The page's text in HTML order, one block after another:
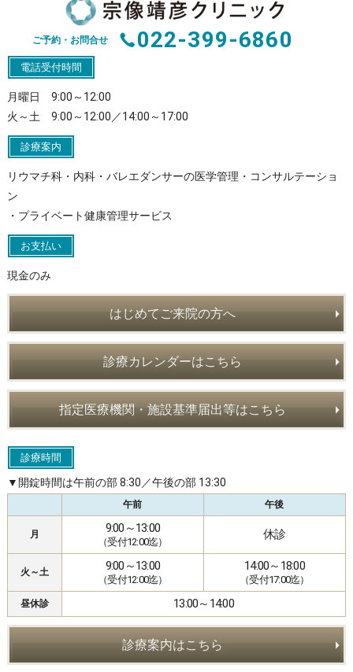
ご予約・お問合せ 022-399-6860
電話受付時間
月曜日 9:00～12:00
火～土 9:00～12:00／14:00～17:00
診療案内
リウマチ科・内科・バレエダンサーの医学管理・コンサルテーショ
ン
・プライベート健康管理サービス
お支払い
現金のみ
はじめてご来院の方へ
診療カレンダーはこちら
指定医療機関・施設基準届出等はこちら
診療時間
▼開錠時間は午前の部 8:30／午後の部 13:30
午前 午後
月 9:00～13:00
（受付12:00迄）
休診
火～土 9:00～13:00
（受付12:00迄）
14:00～18:00
（受付17:00迄）
昼休診 13:00～14:00
診療案内はこちら